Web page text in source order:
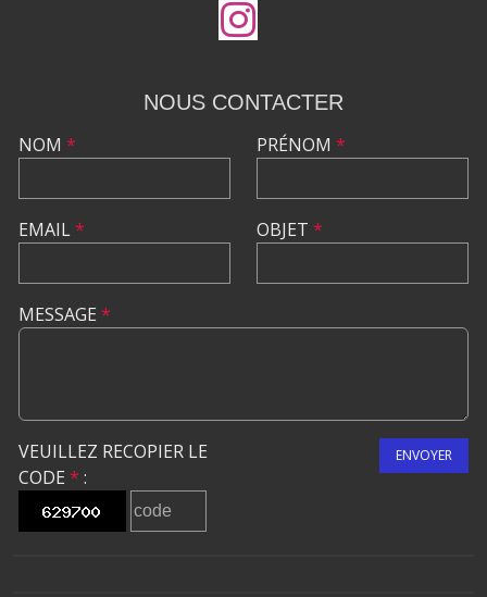
NOUS CONTACTER
NOM *
EMAIL*
PRÉNOM *
OBJET *
MESSAGE *
VEUILLEZ RECOPIER LE
CODE * :
ENVOYER